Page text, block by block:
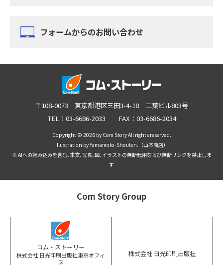
フォームからのお問い合わせ
〒108-0073 東京都港区三田3-4-18 二葉ビル803号
TEL：03-6686-2033 FAX：03-6686-2034
Copyright © 2026 by Com Story All rights reserved.
Illustration by Yamamoto-Shouten.（山本商店）
※ AIへの読み込みを含む､本文､写真､図､イラストの無断転用ならび無断リンクを禁止しま
す
Com Story Group
コム・ストーリー
株式会社 日光印刷出版社東京オフィ
ス
株式会社 日光印刷出版社